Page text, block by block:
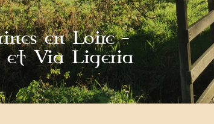
en Loire -
Via Ligeria